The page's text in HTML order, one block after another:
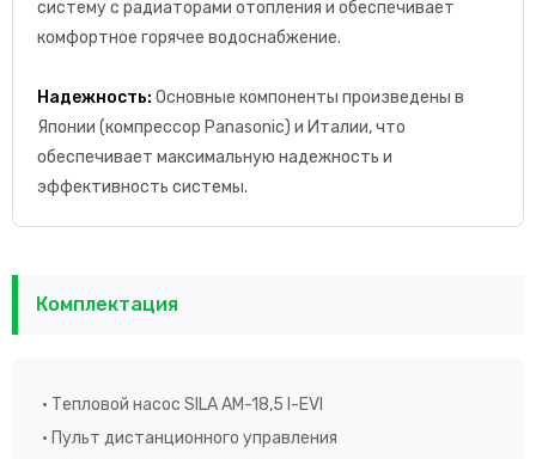
систему с радиаторами отопления и обеспечивает
комфортное горячее водоснабжение.
Надежность: Основные компоненты произведены в
Японии (компрессор Panasonic) и Италии, что
обеспечивает максимальную надежность и
эффективность системы.
Комплектация
• Тепловой насос SILA AM-18,5 I-EVI
• Пульт дистанционного управления